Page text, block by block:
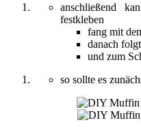
anschließend
festkleben
fang mit
danach
und zum
so sollte es